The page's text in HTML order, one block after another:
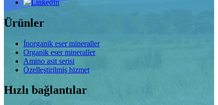
Ürünler
İnorganik eser mineraller
Organik eser mineraller
Amino asit serisi
Özelleştirilmiş hizmet
Hızlı bağlantılar